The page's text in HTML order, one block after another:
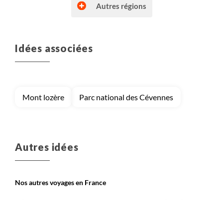
Voyage
Autres régions (France)
Autres régions
Idées associées
Mont lozère Parc national des Cévennes
Autres idées
Nos autres voyages en France